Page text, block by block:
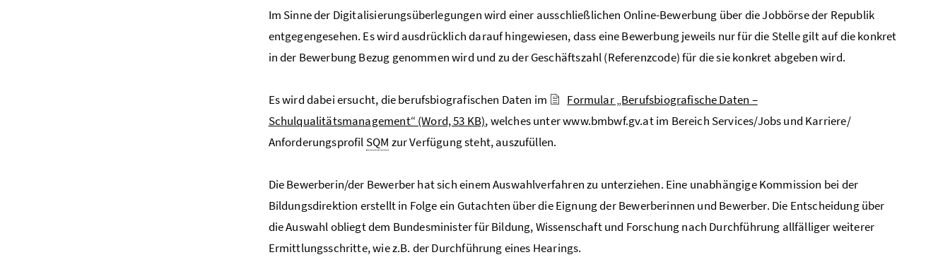
Im Sinne der Digitalisierungsüberlegungen wird einer ausschließlichen Online-Bewerbung über die Jobbörse der Republik
entgegengesehen. Es wird ausdrücklich darauf hingewiesen, dass eine Bewerbung jeweils nur für die Stelle gilt auf die konkret
in der Bewerbung Bezug genommen wird und zu der Geschäftszahl (Referenzcode) für die sie konkret abgeben wird.
Es wird dabei ersucht, die berufsbiografischen Daten im
Formular „Berufsbiografische Daten –
Schulqualitätsmanagement“ (Word, 53 KB), welches unter www.bmbwf.gv.at im Bereich Services/Jobs und Karriere/
Anforderungsprofil SQM zur Verfügung steht, auszufüllen.
Die Bewerberin/der Bewerber hat sich einem Auswahlverfahren zu unterziehen. Eine unabhängige Kommission bei der
Bildungsdirektion erstellt in Folge ein Gutachten über die Eignung der Bewerberinnen und Bewerber. Die Entscheidung über
die Auswahl obliegt dem Bundesminister für Bildung, Wissenschaft und Forschung nach Durchführung allfälliger weiterer
Ermittlungsschritte, wie z.B. der Durchführung eines Hearings.